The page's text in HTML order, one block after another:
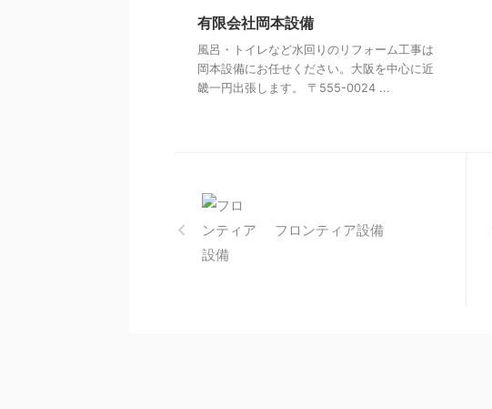
有限会社岡本設備
風呂・トイレなど水回りのリフォーム工事は
岡本設備にお任せください。大阪を中心に近
畿一円出張します。 〒555-0024 ...
フロンティア設備